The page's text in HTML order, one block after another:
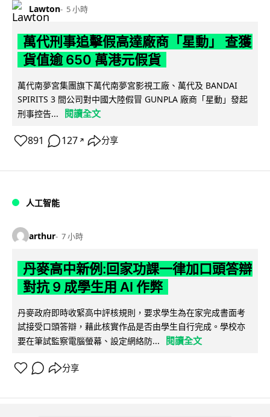
Lawton 5 小時
萬代刑事追擊假高達廠商「星動」 查獲
貨值逾 650 萬港元假貨
萬代南夢宮集團旗下萬代南夢宮影視工廠、萬代及 BANDAI
SPIRITS 3 間公司對中國大陸假冒 GUNPLA 廠商「星動」發起
刑事控告...
閱讀全文
891 127 ↗ 分享
人工智能
arthur 7 小時
丹麥高中新例:回家功課一律加口頭答辯
對抗 9 成學生用 AI 作弊
丹麥政府即時收緊高中評核規則，要求學生為在家完成書面考
試接受口頭答辯，藉此核實作品是否由學生自行完成。學校亦
要在筆試監察電腦螢幕、設定網絡防...
閱讀全文
分享